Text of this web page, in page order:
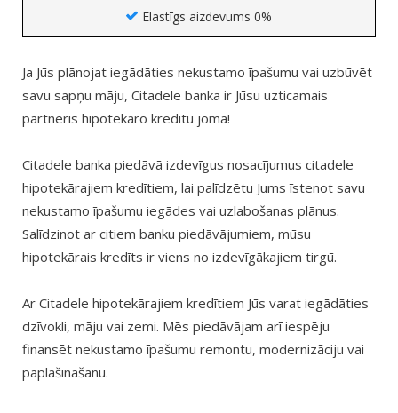
Elastīgs aizdevums 0%
Ja Jūs plānojat iegādāties nekustamo īpašumu vai uzbūvēt
savu sapņu māju, Citadele banka ir Jūsu uzticamais
partneris hipotekāro kredītu jomā!
Citadele banka piedāvā izdevīgus nosacījumus citadele
hipotekārajiem kredītiem, lai palīdzētu Jums īstenot savu
nekustamo īpašumu iegādes vai uzlabošanas plānus.
Salīdzinot ar citiem banku piedāvājumiem, mūsu
hipotekārais kredīts ir viens no izdevīgākajiem tirgū.
Ar Citadele hipotekārajiem kredītiem Jūs varat iegādāties
dzīvokli, māju vai zemi. Mēs piedāvājam arī iespēju
finansēt nekustamo īpašumu remontu, modernizāciju vai
paplašināšanu.